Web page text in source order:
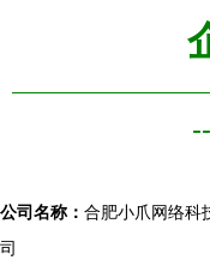
公司名称： 合肥小爪网络科
司